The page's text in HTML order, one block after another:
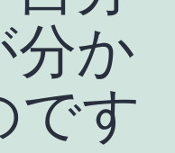
分か
です